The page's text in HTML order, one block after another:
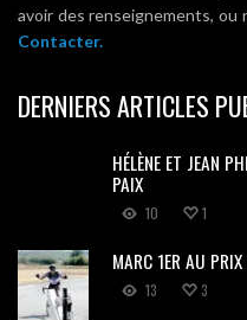
avoir des renseignements, ou
Contacter.
DERNIERS ARTICLES
HÉLÈNE ET JEAN
PAIX
10 1
MARC 1ER AU
13 3